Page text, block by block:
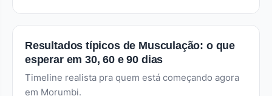
Resultados típicos de Musculação: o que
esperar em 30, 60 e 90 dias
Timeline realista pra quem está começando agora
em Morumbi.